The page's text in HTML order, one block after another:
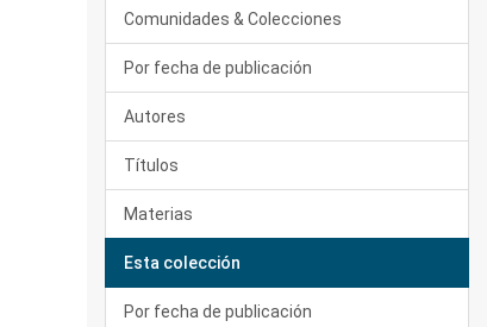
Comunidades & Colecciones
Por fecha de publicación
Autores
Títulos
Materias
Esta colección
Por fecha de publicación